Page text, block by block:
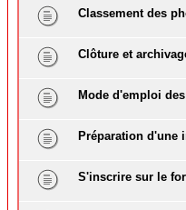
Classement des
Clôture et
Mode d'emploi
Préparation d'une
S'inscrire sur le